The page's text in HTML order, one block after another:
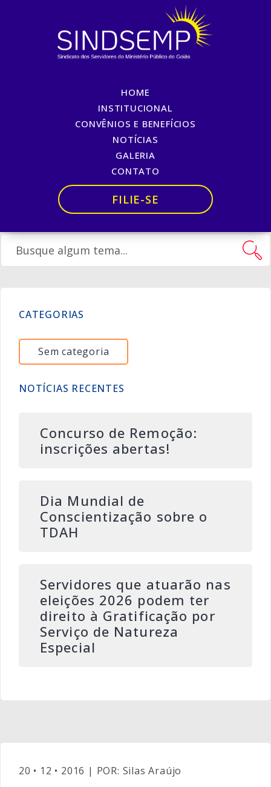
HOME
INSTITUCIONAL
CONVÊNIOS E BENEFÍCIOS
NOTÍCIAS
GALERIA
CONTATO
FILIE-SE
CONVOCAÇÃO GERAL DO
SINDSEMP
CONVOCAÇÃO GERAL DO SINDSEMP
CATEGORIAS
Sem categoria
NOTÍCIAS RECENTES
Concurso de Remoção:
inscrições abertas!
Dia Mundial de
Conscientização sobre o
TDAH
Servidores que atuarão nas
eleições 2026 podem ter
direito à Gratificação por
Serviço de Natureza
Especial
20 • 12 • 2016 | POR: Silas Araújo